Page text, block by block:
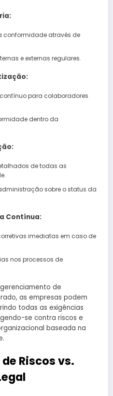
conformidade através de
e externas regulares.
para colaboradores
dentro da
de todas as
sobre o status da
Contínua:
imediatas em caso de
nos processos de
de
as empresas podem
todas as exigências
se contra riscos e
baseada na
Riscos vs.